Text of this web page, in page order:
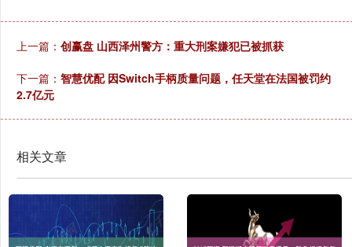
上一篇： 创赢盘 山西泽州警方：重大刑案嫌犯已被抓获
下一篇： 智慧优配 因Switch手柄质量问题，任天堂在法国被罚约
2.7亿元
相关文章